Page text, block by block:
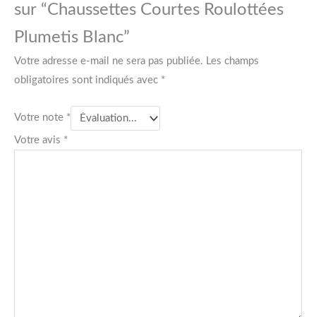
sur “Chaussettes Courtes Roulottées
Plumetis Blanc”
Votre adresse e-mail ne sera pas publiée. Les champs
obligatoires sont indiqués avec *
Votre note *
Votre avis *